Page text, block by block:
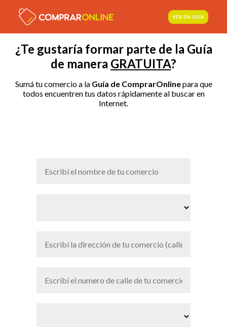
VER EN GUÍA
¿Te gustaría formar parte de la Guía
de manera GRATUITA?
Sumá tu comercio a la Guía de ComprarOnlinepara que
todos encuentren tus datos rápidamente al buscar en
Internet.